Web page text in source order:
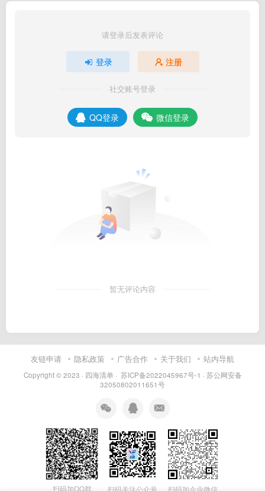
请登录后发表评论
登录 注册
社交账号登录
QQ登录 微信登录
暂无评论内容
友链申请 隐私政策 广告合作 关于我们 站内导航
Copyright © 2023 · 四海清单· 苏ICP备2022045967号-1 · 苏公网安备
32050802011651号
扫码加QQ群 扫码关注公众号 扫码加企业微信